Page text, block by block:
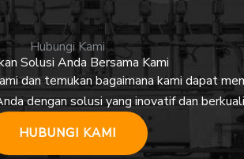
Hubungi Kami
Solusi Anda Bersama Kami
dan temukan bagaimana kami dapat
dengan solusi yang inovatif dan
HUBUNGI KAMI